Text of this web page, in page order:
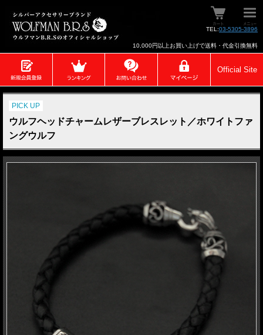
TEL:03-5305-3896
10,000円以上お買い上げで送料・代金引換無料
Official Site
PICK UP
ウルフヘッドチャームレザーブレスレット／ホワイトファ
ングウルフ